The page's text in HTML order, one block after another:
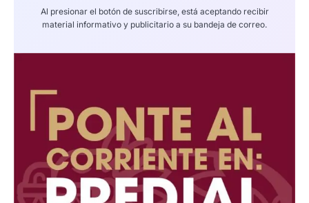
Al presionar el botón de suscribirse, está aceptando recibir
material informativo y publicitario a su bandeja de correo.